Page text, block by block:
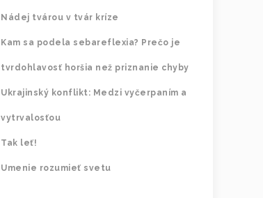
Nádej tvárou v tvár kríze
Kam sa podela sebareflexia? Prečo je
tvrdohlavosť horšia než priznanie chyby
Ukrajinský konflikt: Medzi vyčerpaním a
vytrvalosťou
Tak leť!
Umenie rozumieť svetu